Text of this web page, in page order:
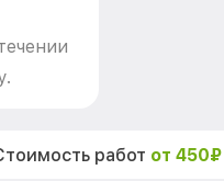
работ от 450₽